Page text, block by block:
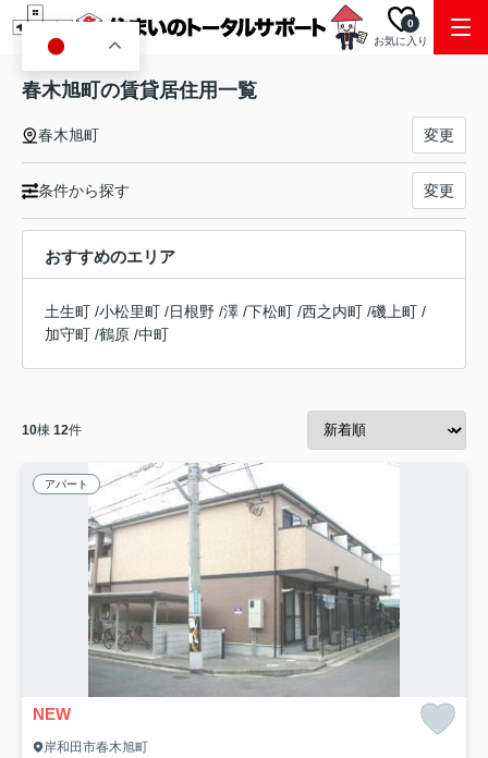
お気に入り
0
春木旭町の賃貸居住用一覧
春木旭町 変更
条件から探す 変更
おすすめのエリア
土生町 /小松里町 /日根野 /澤 /下松町 /西之内町 /磯上町 /
加守町 /鶴原 /中町
10棟 12件
アパート
NEW
岸和田市春木旭町